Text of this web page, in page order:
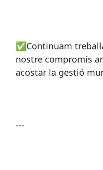
✅Continuam
nostre compromís
acostar la gestió
---